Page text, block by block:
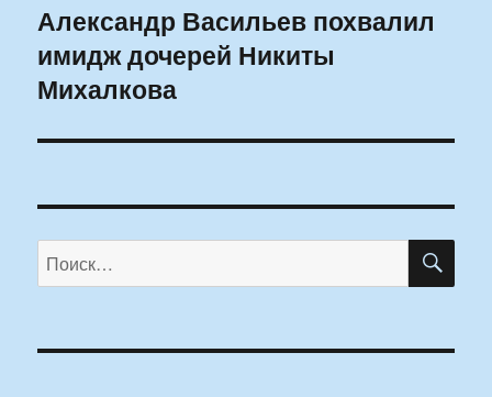
Следующая
запись:
Александр Васильев похвалил
имидж дочерей Никиты
Михалкова
Искать: